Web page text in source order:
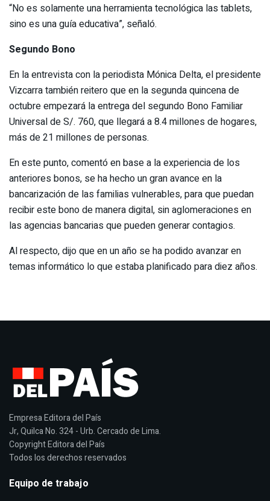
“No es solamente una herramienta tecnológica las tablets,
sino es una guía educativa”, señaló.
Segundo Bono
En la entrevista con la periodista Mónica Delta, el presidente
Vizcarra también reitero que en la segunda quincena de
octubre empezará la entrega del segundo Bono Familiar
Universal de S/. 760, que llegará a 8.4 millones de hogares,
más de 21 millones de personas.
En este punto, comentó en base a la experiencia de los
anteriores bonos, se ha hecho un gran avance en la
bancarización de las familias vulnerables, para que puedan
recibir este bono de manera digital, sin aglomeraciones en
las agencias bancarias que pueden generar contagios.
Al respecto, dijo que en un año se ha podido avanzar en
temas informático lo que estaba planificado para diez años.
Empresa Editora del País
Jr, Quilca No. 324 - Urb. Cercado de Lima.
Copyright Editora del País
Todos los derechos reservados
Equipo de trabajo